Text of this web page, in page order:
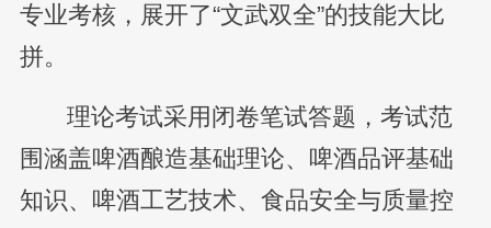
专业考核，展开了“文武双全”的技能大比
拼。
理论考试采用闭卷笔试答题，考试范
围涵盖啤酒酿造基础理论、啤酒品评基础
知识、啤酒工艺技术、食品安全与质量控